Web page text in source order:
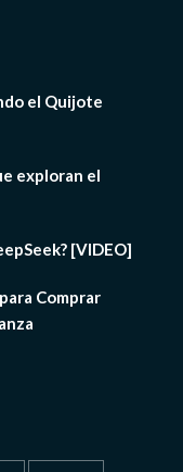
el Quijote
exploran el
[VIDEO]
Comprar